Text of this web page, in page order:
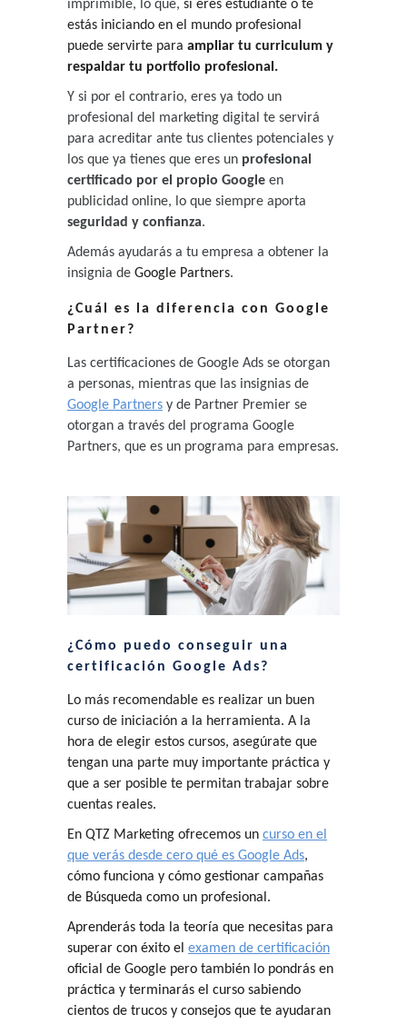
imprimible, lo que, si eres estudiante o te
estás iniciando en el mundo profesional
puede servirte para ampliar tu curriculum y
respaldar tu portfolio profesional.
Y si por el contrario, eres ya todo un
profesional del marketing digital te servirá
para acreditar ante tus clientes potenciales y
los que ya tienes que eres un profesional
certificado por el propio Google en
publicidad online, lo que siempre aporta
seguridad y confianza.
Además ayudarás a tu empresa a obtener la
insignia de Google Partners.
¿Cuál es la diferencia con Google
Partner?
Las certificaciones de Google Ads se otorgan
a personas, mientras que las insignias de
Google Partners y de Partner Premier se
otorgan a través del programa Google
Partners, que es un programa para empresas.
¿Cómo puedo conseguir una
certificación Google Ads?
Lo más recomendable es realizar un buen
curso de iniciación a la herramienta. A la
hora de elegir estos cursos, asegúrate que
tengan una parte muy importante práctica y
que a ser posible te permitan trabajar sobre
cuentas reales.
En QTZ Marketing ofrecemos un curso en el
que verás desde cero qué es Google Ads,
cómo funciona y cómo gestionar campañas
de Búsqueda como un profesional.
Aprenderás toda la teoría que necesitas para
superar con éxito el examen de certificación
oficial de Google pero también lo pondrás en
práctica y terminarás el curso sabiendo
cientos de trucos y consejos que te ayudaran